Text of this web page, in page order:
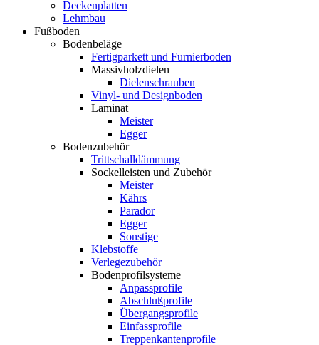
Deckenplatten
Lehmbau
Fußboden
Bodenbeläge
Fertigparkett und Furnierboden
Massivholzdielen
Dielenschrauben
Vinyl- und Designboden
Laminat
Meister
Egger
Bodenzubehör
Trittschalldämmung
Sockelleisten und Zubehör
Meister
Kährs
Parador
Egger
Sonstige
Klebstoffe
Verlegezubehör
Bodenprofilsysteme
Anpassprofile
Abschlußprofile
Übergangsprofile
Einfassprofile
Treppenkantenprofile